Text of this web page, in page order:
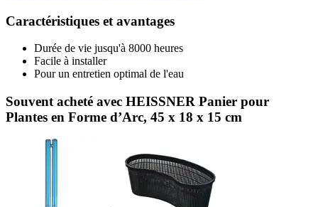
Caractéristiques et avantages
Durée de vie jusqu'à 8000 heures
Facile à installer
Pour un entretien optimal de l'eau
Souvent acheté avec HEISSNER Panier pour
Plantes en Forme d’Arc, 45 x 18 x 15 cm